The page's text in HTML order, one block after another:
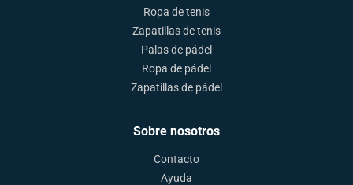
Ropa de tenis
Zapatillas de tenis
Palas de pádel
Ropa de pádel
Zapatillas de pádel
Sobre nosotros
Contacto
Ayuda